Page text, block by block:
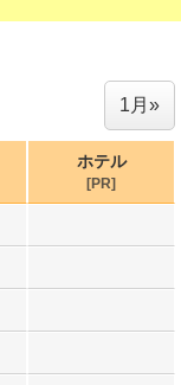
1月»
ホテル
[PR]